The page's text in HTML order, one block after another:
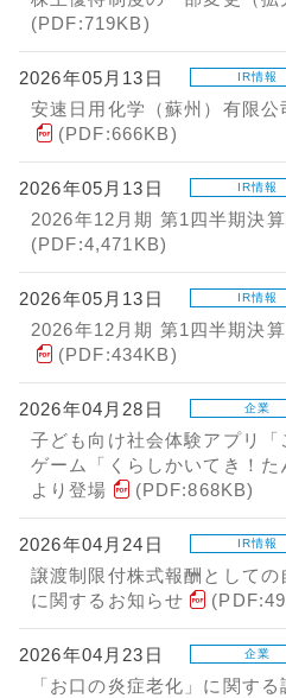
(PDF:719KB)
2026年05月13日 IR情報
安速日用化学（蘇州）有限
(PDF:666KB)
2026年05月13日 IR情報
2026年12月期 第1四半期決
(PDF:4,471KB)
2026年05月13日 IR情報
2026年12月期 第1四半期決
(PDF:434KB)
2026年04月28日 企業
子ども向け社会体験アプリ
ゲーム「くらしかいてき！た
より登場
(PDF:868KB)
2026年04月24日 IR情報
譲渡制限付株式報酬として
に関するお知らせ
2026年04月23日 企業
「お口の炎症老化」に関す